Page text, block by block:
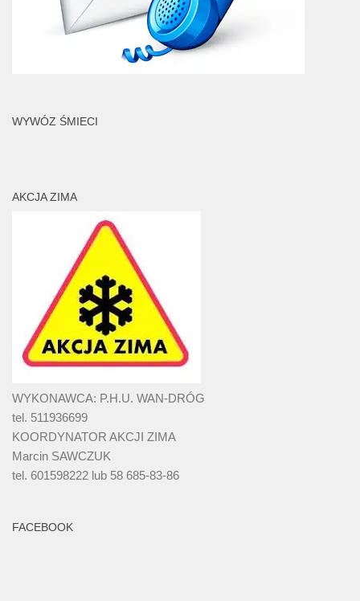
WYWÓZ ŚMIECI
AKCJA ZIMA
WYKONAWCA: P.H.U. WAN-DRÓG
tel. 511936699
KOORDYNATOR AKCJI ZIMA
Marcin SAWCZUK
tel. 601598222 lub 58 685-83-86
FACEBOOK